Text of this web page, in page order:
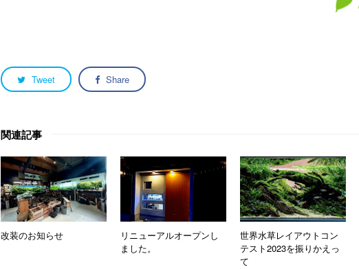
Tweet Share
関連記事
改装のお知らせ
リニューアルオープンし
ました。
世界水草レイアウトコン
テスト2023を振りかえっ
て